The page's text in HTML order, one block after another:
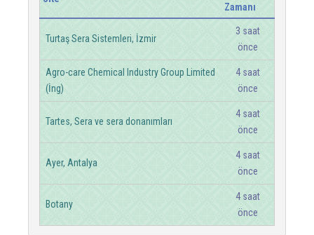
Zamanı
Turtaş Sera Sistemleri, İzmir
3 saat
önce
Agro-care Chemical Industry Group Limited
(İng)
4 saat
önce
Tartes, Sera ve sera donanımları
4 saat
önce
Ayer, Antalya
4 saat
önce
Botany
4 saat
önce